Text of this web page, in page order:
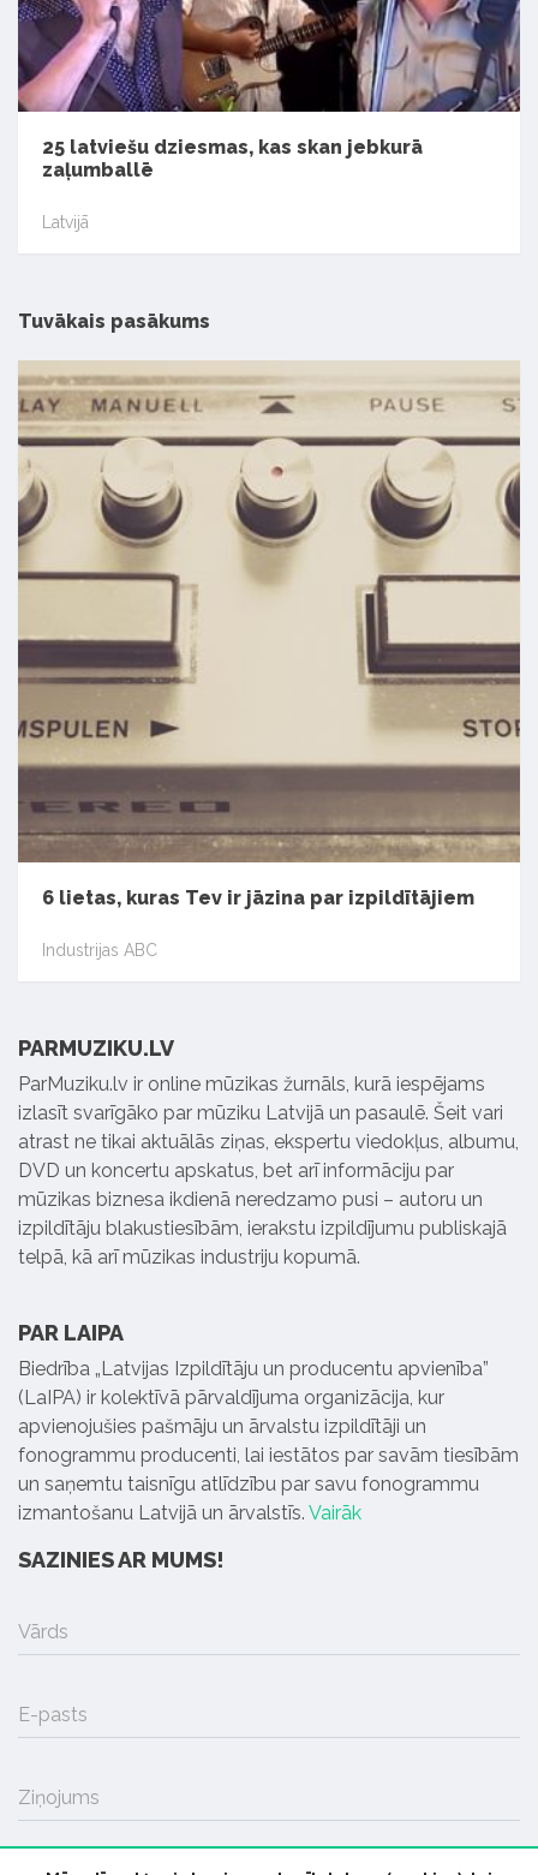
25 latviešu dziesmas, kas skan jebkurā
zaļumballē
Latvijā
Tuvākais pasākums
6 lietas, kuras Tev ir jāzina par izpildītājiem
Industrijas ABC
PARMUZIKU.LV
ParMuziku.lv ir online mūzikas žurnāls, kurā iespējams
izlasīt svarīgāko par mūziku Latvijā un pasaulē. Šeit vari
atrast ne tikai aktuālās ziņas, ekspertu viedokļus, albumu,
DVD un koncertu apskatus, bet arī informāciju par
mūzikas biznesa ikdienā neredzamo pusi – autoru un
izpildītāju blakustiesībām, ierakstu izpildījumu publiskajā
telpā, kā arī mūzikas industriju kopumā.
PAR LAIPA
Biedrība „Latvijas Izpildītāju un producentu apvienība”
(LaIPA) ir kolektīvā pārvaldījuma organizācija, kur
apvienojušies pašmāju un ārvalstu izpildītāji un
fonogrammu producenti, lai iestātos par savām tiesībām
un saņemtu taisnīgu atlīdzību par savu fonogrammu
izmantošanu Latvijā un ārvalstīs. Vairāk
SAZINIES AR MUMS!
Vārds
E-pasts
Ziņojums